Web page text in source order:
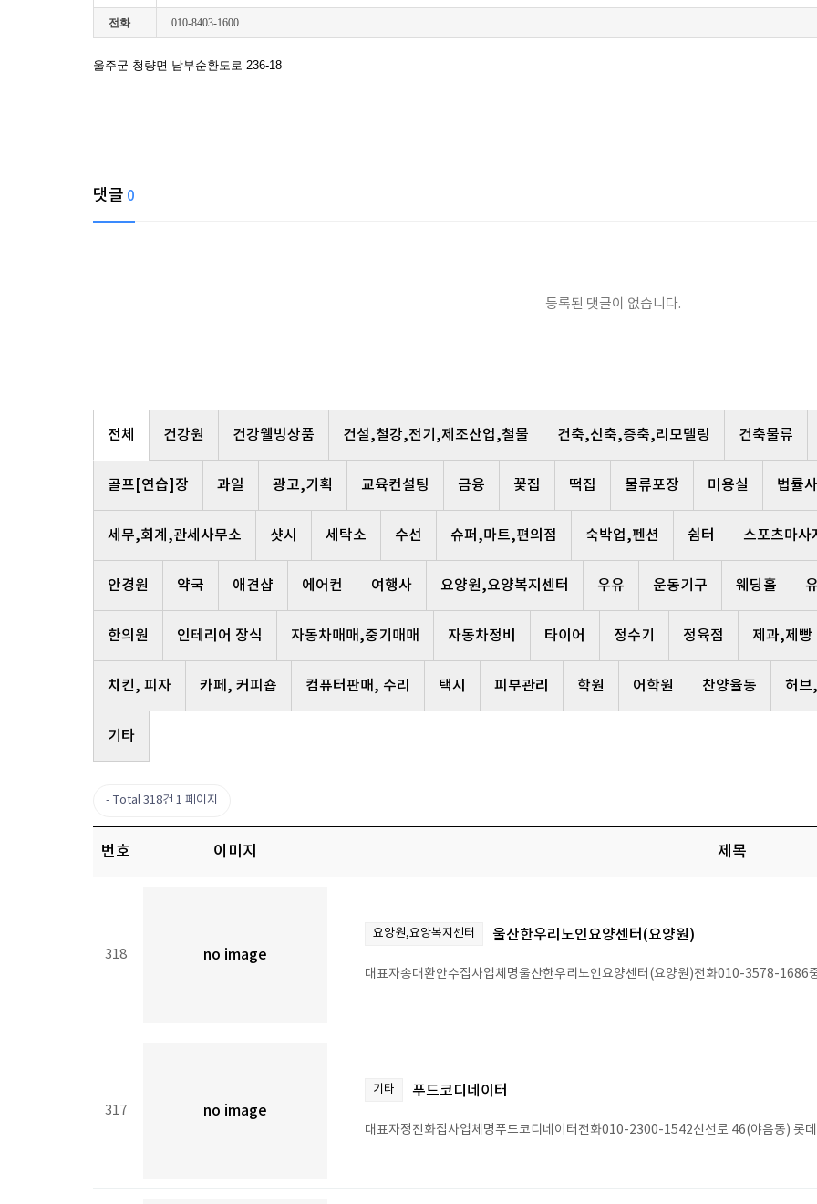
전화 010-8403-1600
울주군 청량면 남부순환도로 236-18
댓글 0
등록된 댓글이 없습니다.
전체 건강원 건강웰빙상품 건설,철강,전기,제조산업,철물 건축,신축,증축,리모델링 건축물류
골프[연습]장 과일 광고,기획 교육컨설팅 금융 꽃집 떡집 물류포장 미용실 법률
세무,회계,관세사무소 샷시 세탁소 수선 슈퍼,마트,편의점 숙박업,펜션 쉼터 스포츠마사
안경원 약국 애견샵 에어컨 여행사 요양원,요양복지센터 우유 운동기구 웨딩홀
한의원 인테리어 장식 자동차매매,중기매매 자동차정비 타이어 정수기 정육점 제과,제빵
치킨, 피자 카페, 커피숍 컴퓨터판매, 수리 택시 피부관리 학원 어학원 찬양율동 허브
기타
Total 318건 1 페이지
번호 이미지 제목
318 no image
요양원,요양복지센터 울산한우리노인요양센터(요양원)
대표자송대환안수집사업체명울산한우리노인요양센터(요양원)전화010-3578-1686
317 no image
기타 푸드코디네이터
대표자정진화집사업체명푸드코디네이터전화010-2300-1542신선로 46(야음동) 롯